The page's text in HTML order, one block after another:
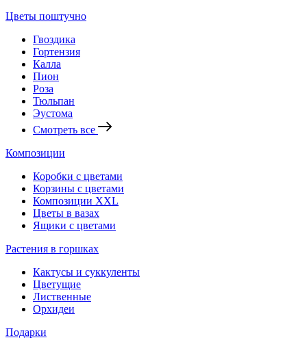
Цветы поштучно
Гвоздика
Гортензия
Калла
Пион
Роза
Тюльпан
Эустома
Смотреть все
Композиции
Коробки с цветами
Корзины с цветами
Композиции XXL
Цветы в вазах
Ящики с цветами
Растения в горшках
Кактусы и суккуленты
Цветущие
Лиственные
Орхидеи
Подарки